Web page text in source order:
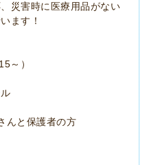
災害時に医療用品がない
ます！
～）
んと保護者の方